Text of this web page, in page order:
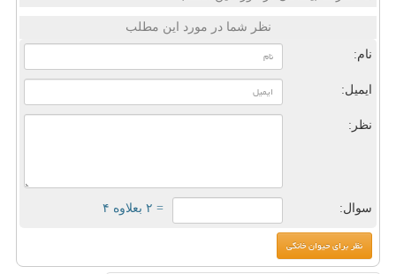
نظر شما در مورد این مطلب
نام:
ایمیل:
نظر:
سوال: = ۲ بعلاوه ۴